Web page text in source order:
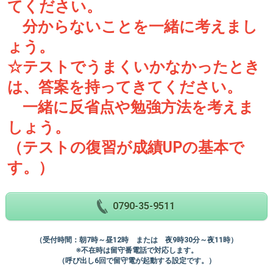
てください。
分からないことを一緒に考えまし
ょう。
☆テストでうまくいかなかったとき
は、答案を持ってきてください。
一緒に反省点や勉強方法を考えま
しょう。
（テストの復習が成績UPの基本で
す。）
0790-35-9511
（受付時間：朝7時～昼12時 または 夜9時30分～夜11時）
※不在時は留守番電話で対応します。
（呼び出し6回で留守電が起動する設定です。）